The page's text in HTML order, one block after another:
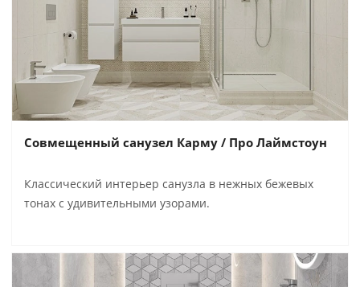
Совмещенный санузел Карму / Про Лаймстоун
Классический интерьер санузла в нежных бежевых
тонах с удивительными узорами.